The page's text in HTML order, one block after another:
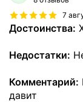
7
Достоинства:
Недостатки:
Комментарий:
давит